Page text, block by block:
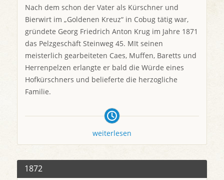
Nach dem schon der Vater als Kürschner und
Bierwirt im „Goldenen Kreuz“ in Cobug tätig war,
gründete Georg Friedrich Anton Krug im Jahre 1871
das Pelzgeschäft Steinweg 45. MIt seinen
meisterlich gearbeiteten Caes, Muffen, Baretts und
Herrenpelzen erlangte er bald die Würde eines
Hofkürschners und belieferte die herzogliche
Familie.
weiterlesen
1872